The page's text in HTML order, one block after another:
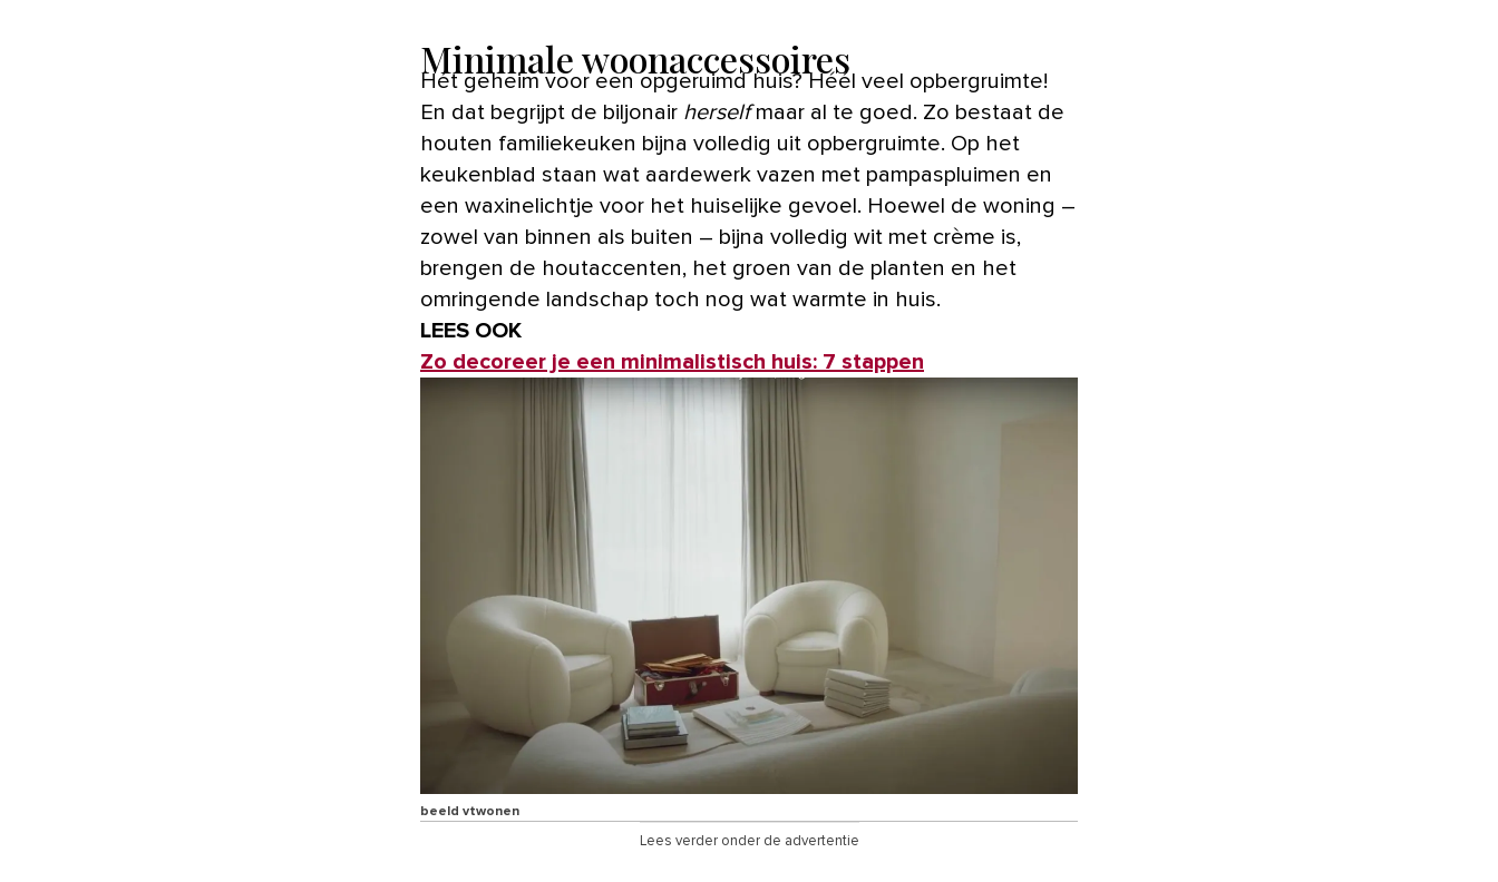
Minimale woonaccessoires
Hét geheim voor een opgeruimd huis? Héél veel opbergruimte!
En dat begrijpt de biljonair herselfmaar al te goed. Zo bestaat de
houten familiekeuken bijna volledig uit opbergruimte. Op het
keukenblad staan wat aardewerk vazen met pampaspluimen en
een waxinelichtje voor het huiselijke gevoel. Hoewel de woning –
zowel van binnen als buiten – bijna volledig wit met crème is,
brengen de houtaccenten, het groen van de planten en het
omringende landschap toch nog wat warmte in huis.
LEES OOK
Zo decoreer je een minimalistisch huis: 7 stappen
beeld vtwonen
Lees verder onder de advertentie